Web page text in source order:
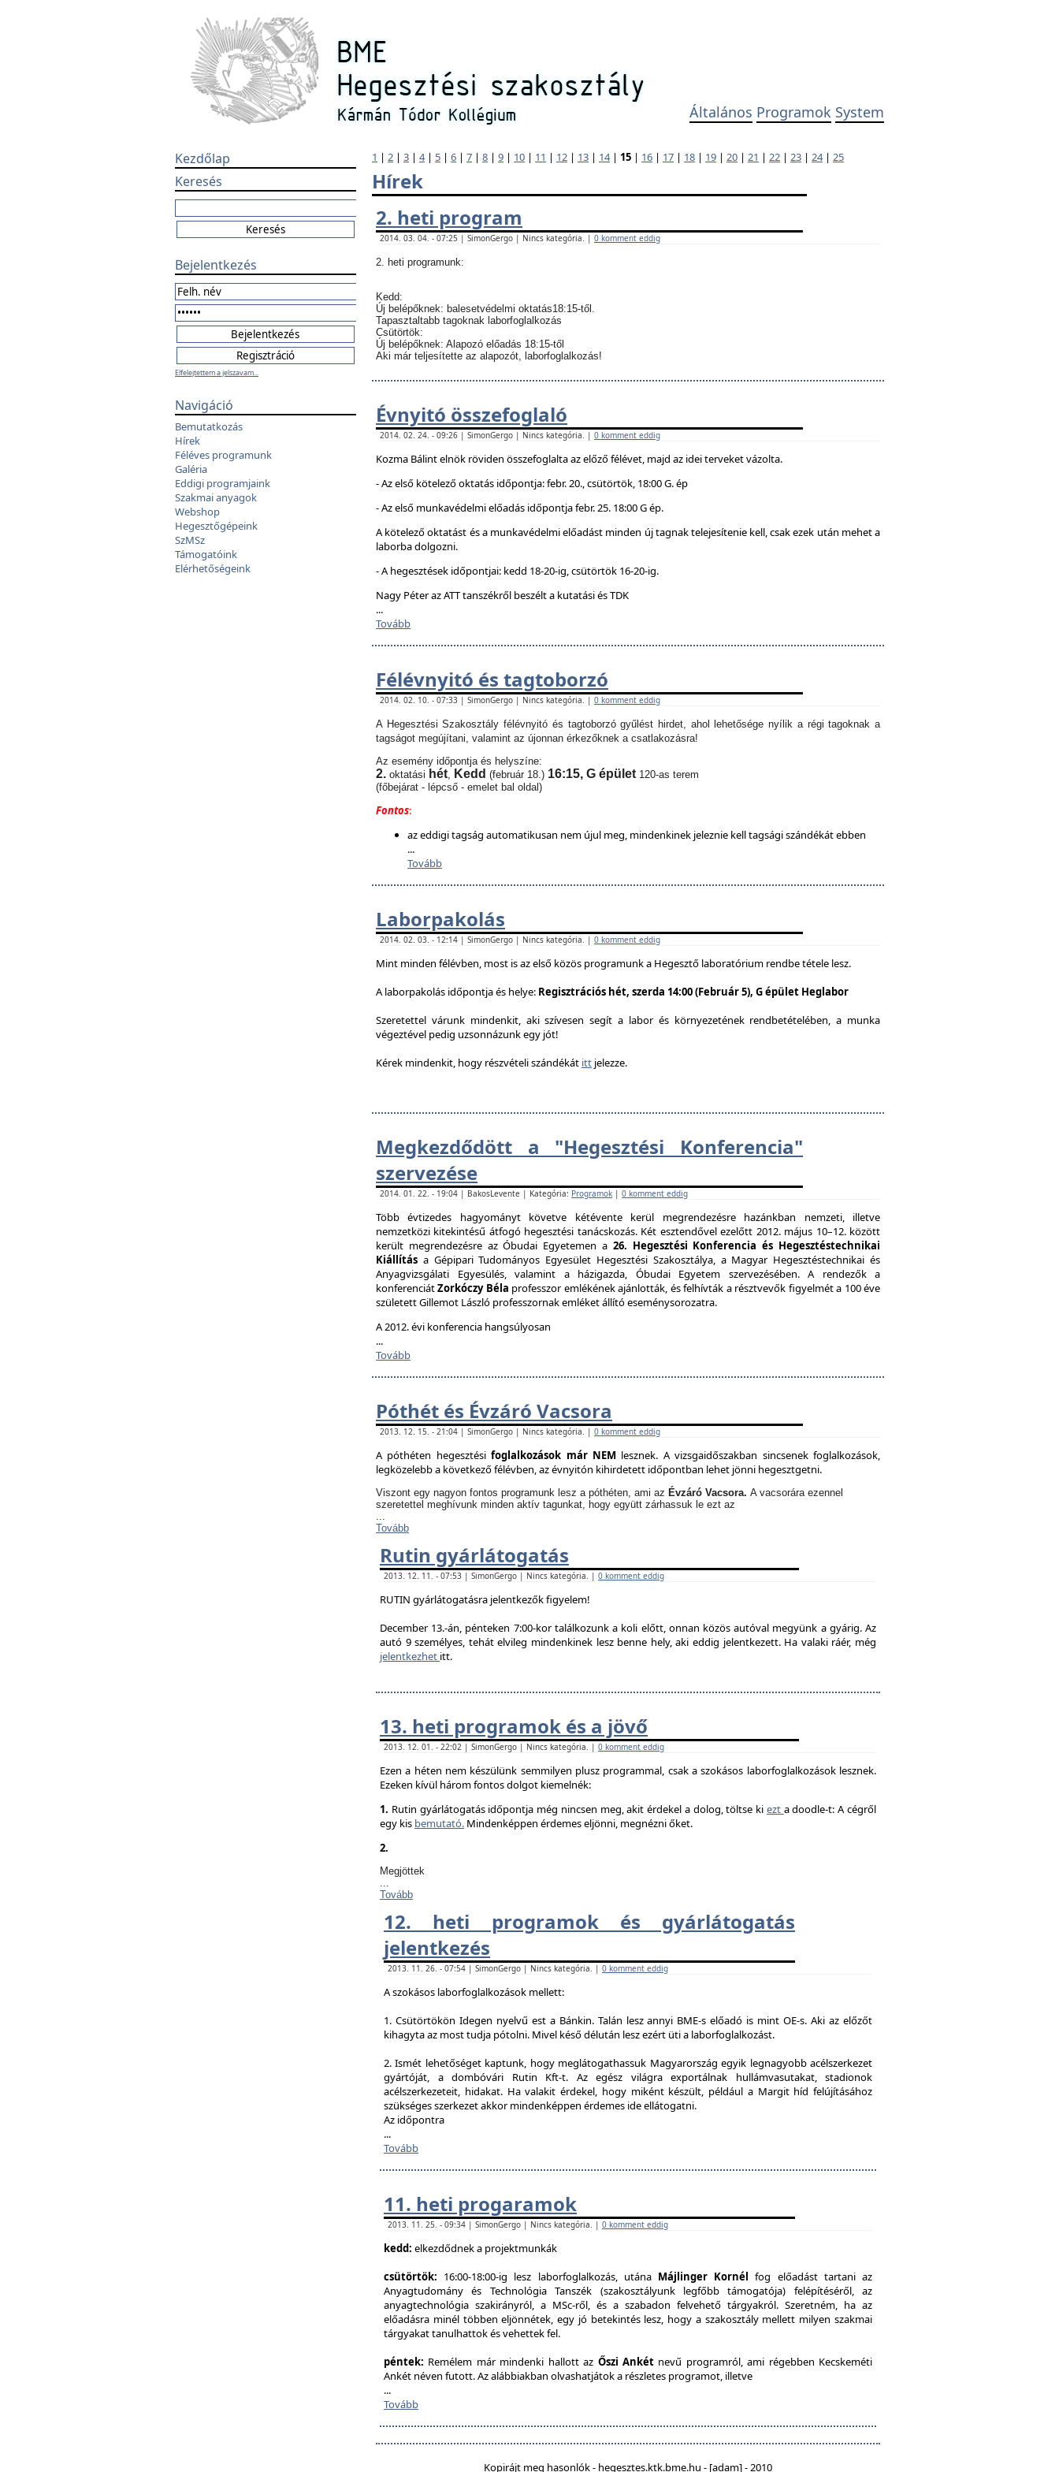
Általános Programok System
Kezdőlap
Keresés
Bejelentkezés
Elfelejtettem a jelszavam...
Navigáció
Bemutatkozás
Hírek
Féléves programunk
Galéria
Eddigi programjaink
Szakmai anyagok
Webshop
Hegesztőgépeink
SzMSz
Támogatóink
Elérhetőségeink
1 | 2 | 3 | 4| 5 | 6 | 7 | 8 | 9 | 10 | 11 | 12 | 13 | 14| 15 | 16 | 17 | 18 | 19 | 20 | 21 | 22 | 23 | 24| 25
Hírek
2. heti program
2014. 03. 04. - 07:25 | SimonGergo | Nincs kategória. | 0 komment eddig
2. heti programunk:
Kedd:
Új belépőknek: balesetvédelmi oktatás18:15-től.
Tapasztaltabb tagoknak laborfoglalkozás
Csütörtök:
Új belépőknek: Alapozó előadás 18:15-től
Aki már teljesítette az alapozót, laborfoglalkozás!
Évnyitó összefoglaló
2014. 02. 24. - 09:26 | SimonGergo | Nincs kategória. | 0 komment eddig
Kozma Bálint elnök röviden összefoglalta az előző félévet, majd az idei terveket vázolta.
- Az első kötelező oktatás időpontja: febr. 20., csütörtök, 18:00 G. ép
- Az első munkavédelmi előadás időpontja febr. 25. 18:00 G ép.
A kötelező oktatást és a munkavédelmi előadást minden új tagnak telejesítenie kell, csak ezek után mehet a
laborba dolgozni.
- A hegesztések időpontjai: kedd 18-20-ig, csütörtök 16-20-ig.
Nagy Péter az ATT tanszékről beszélt a kutatási és TDK
...
Tovább
Félévnyitó és tagtoborzó
2014. 02. 10. - 07:33 | SimonGergo | Nincs kategória. | 0 komment eddig
A Hegesztési Szakosztály félévnyitó és tagtoborzó gyűlést hirdet, ahol lehetősége nyílik a régi tagoknak a
tagságot megújítani, valamint az újonnan érkezőknek a csatlakozásra!
Az esemény időpontja és helyszíne:
2. oktatási hét, Kedd (február 18.) 16:15, G épület120-as terem
(főbejárat - lépcső - emelet bal oldal)
Fontos:
az eddigi tagság automatikusan nem újul meg, mindenkinek jeleznie kell tagsági szándékát ebben
...
Tovább
Laborpakolás
2014. 02. 03. - 12:14 | SimonGergo | Nincs kategória. | 0 komment eddig
Mint minden félévben, most is az első közös programunk a Hegesztő laboratórium rendbe tétele lesz.
A laborpakolás időpontja és helye: Regisztrációs hét, szerda 14:00 (Február 5), G épület Heglabor
Szeretettel várunk mindenkit, aki szívesen segít a labor és környezetének rendbetételében, a munka
végeztével pedig uzsonnázunk egy jót!
Kérek mindenkit, hogy részvételi szándékát itt jelezze.
Megkezdődött a "Hegesztési Konferencia"
szervezése
2014. 01. 22. - 19:04 | BakosLevente | Kategória: Programok | 0 komment eddig
Több évtizedes hagyományt követve kétévente kerül megrendezésre hazánkban nemzeti, illetve
nemzetközi kitekintésű átfogó hegesztési tanácskozás. Két esztendővel ezelőtt 2012. május 10–12. között
került megrendezésre az Óbudai Egyetemen a 26. Hegesztési Konferencia és Hegesztéstechnikai
Kiállítás a Gépipari Tudományos Egyesület Hegesztési Szakosztálya, a Magyar Hegesztéstechnikai és
Anyagvizsgálati Egyesülés, valamint a házigazda, Óbudai Egyetem szervezésében. A rendezők a
konferenciátZorkóczy Béla professzor emlékének ajánlották, és felhívták a résztvevők figyelmét a 100 éve
született Gillemot László professzornak emléket állító eseménysorozatra.
A 2012. évi konferencia hangsúlyosan
...
Tovább
Póthét és Évzáró Vacsora
2013. 12. 15. - 21:04 | SimonGergo | Nincs kategória. | 0 komment eddig
A póthéten hegesztésifoglalkozások már NEM lesznek. A vizsgaidőszakban sincsenek foglalkozások,
legközelebb a következő félévben, az évnyitón kihirdetett időpontban lehet jönni hegesztgetni.
Viszont egy nagyon fontos programunk lesz a póthéten, ami az Évzáró Vacsora. A vacsorára ezennel
szeretettel meghívunk minden aktív tagunkat, hogy együtt zárhassuk le ezt az
...
Tovább
Rutin gyárlátogatás
2013. 12. 11. - 07:53 | SimonGergo | Nincs kategória. | 0 komment eddig
RUTIN gyárlátogatásra jelentkezők figyelem!
December 13.-án, pénteken 7:00-kor találkozunk a koli előtt, onnan közös autóval megyünk a gyárig. Az
autó 9 személyes, tehát elvileg mindenkinek lesz benne hely, aki eddig jelentkezett. Ha valaki ráér, még
jelentkezhet itt.
13. heti programok és a jövő
2013. 12. 01. - 22:02 | SimonGergo | Nincs kategória. | 0 komment eddig
Ezen a héten nem készülünk semmilyen plusz programmal, csak a szokásos laborfoglalkozások lesznek.
Ezeken kívül három fontos dolgot kiemelnék:
1. Rutin gyárlátogatás időpontja még nincsen meg, akit érdekel a dolog, töltse ki ezt a doodle-t: A cégről
egy kis bemutató. Mindenképpen érdemes eljönni, megnézni őket.
2.
Megjöttek
...
Tovább
12. heti programok és gyárlátogatás
jelentkezés
2013. 11. 26. - 07:54 | SimonGergo | Nincs kategória. | 0 komment eddig
A szokásos laborfoglalkozások mellett:
1. Csütörtökön Idegen nyelvű est a Bánkin. Talán lesz annyi BME-s előadó is mint OE-s. Aki az előzőt
kihagyta az most tudja pótolni. Mivel késő délután lesz ezért üti a laborfoglalkozást.
2. Ismét lehetőséget kaptunk, hogy meglátogathassuk Magyarország egyik legnagyobb acélszerkezet
gyártóját, a dombóvári Rutin Kft-t. Az egész világra exportálnak hullámvasutakat, stadionok
acélszerkezeteit, hidakat. Ha valakit érdekel, hogy miként készült, például a Margit híd felújításához
szükséges szerkezet akkor mindenképpen érdemes ide ellátogatni.
Az időpontra
...
Tovább
11. heti progaramok
2013. 11. 25. - 09:34 | SimonGergo | Nincs kategória. | 0 komment eddig
kedd: elkezdődnek a projektmunkák
csütörtök: 16:00-18:00-ig lesz laborfoglalkozás, utána Májlinger Kornél fog előadást tartani az
Anyagtudomány és Technológia Tanszék (szakosztályunk legfőbb támogatója) felépítéséről, az
anyagtechnológia szakirányról, a MSc-ről, és a szabadon felvehető tárgyakról. Szeretném, ha az
előadásra minél többen eljönnétek, egy jó betekintés lesz, hogy a szakosztály mellett milyen szakmai
tárgyakat tanulhattok és vehettek fel.
péntek: Remélem már mindenki hallott az Őszi Ankétnevű programról, ami régebben Kecskeméti
Ankét néven futott. Az alábbiakban olvashatjátok a részletes programot, illetve
...
Tovább
Kopirájt meg hasonlók - hegesztes.ktk.bme.hu - [adam] - 2010